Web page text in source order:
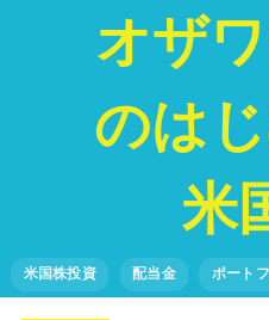
オザ
のは
米
米国株投資 配当金 ポート